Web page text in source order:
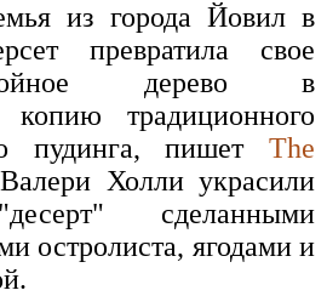
из города Йовил в
превратила свое
дерево в
копию традиционного
пудинга, пишет The
Холли украсили
сделанными
остролиста, ягодами и